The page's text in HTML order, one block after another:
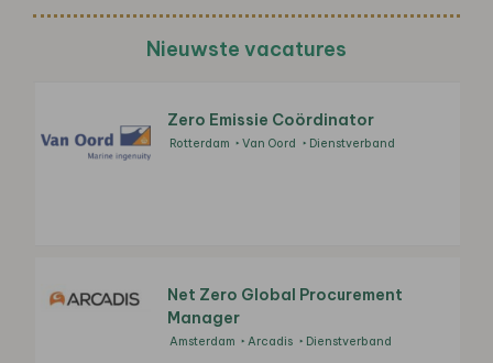
Nieuwste vacatures
Zero Emissie Coördinator
Rotterdam Van Oord Dienstverband
Net Zero Global Procurement
Manager
Amsterdam Arcadis Dienstverband